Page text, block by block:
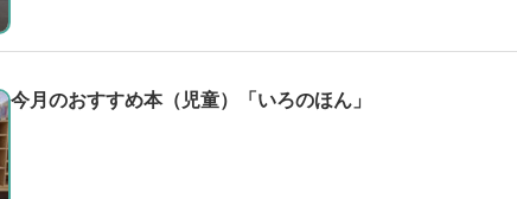
今月のおすすめ本（児童）「いろのほん」